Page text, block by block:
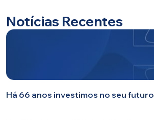
Notícias Recentes
Há 66 anos investimos no seu futuro